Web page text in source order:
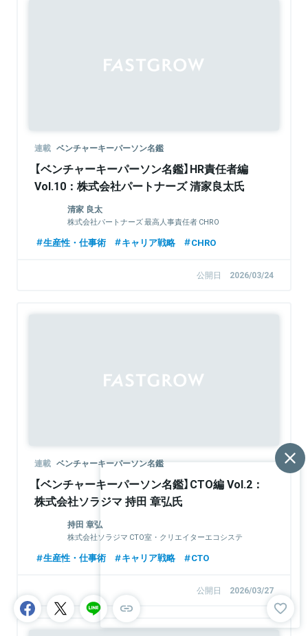
連載 ベンチャーキーパーソン名鑑
【ベンチャーキーパーソン名鑑】HR責任者編
Vol.10：株式会社パートナーズ 清家良太氏
清家 良太
株式会社パートナーズ 最高人事責任者 CHRO
生産性・仕事術 キャリア戦略 CHRO
公開日 2026/03/24
連載 ベンチャーキーパーソン名鑑
【ベンチャーキーパーソン名鑑】CTO編 Vol.2：
株式会社ソラジマ 持田 章弘氏
持田 章弘
株式会社ソラジマ CTO室・クリエイターエコシステ
生産性・仕事術 キャリア戦略 CTO
公開日 2026/03/27